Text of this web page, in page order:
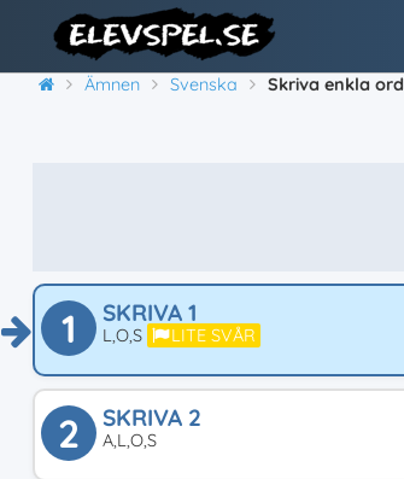
Ämnen Svenska Skriva enkla ord
1 SKRIVA 1
L,O,S LITE SVÅR
2 SKRIVA 2
A,L,O,S